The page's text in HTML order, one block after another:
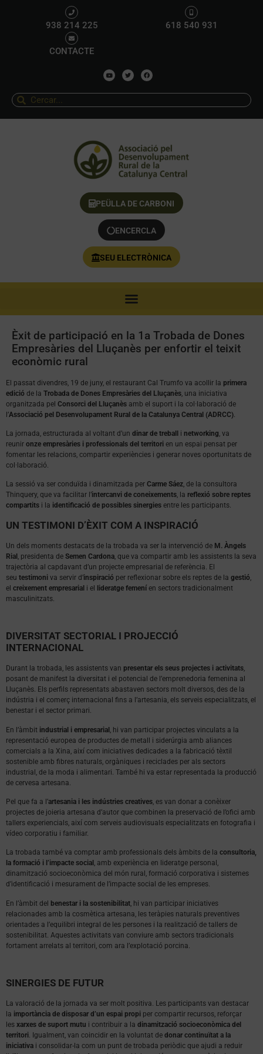
938 214 225 618 540 931
CONTACTE
PEÜLLA DE CARBONI
ENCERCLA
SEU ELECTRÒNICA
Èxit de participació en la 1a Trobada de Dones
Empresàries del Lluçanès per enfortir el teixit
econòmic rural
El passat divendres, 19 de juny, el restaurant Cal Trumfo va acollir la primera
edició de la Trobada de Dones Empresàries del Lluçanès , una iniciativa
organitzada pel Consorci del Lluçanès amb el suport i la col·laboració de
l’Associació pel Desenvolupament Rural de la Catalunya Central (ADRCC)
La jornada, estructurada al voltant d’un dinar de treball i networking, va
reunir onze empresàries i professionals del territori en un espai pensat per
fomentar les relacions, compartir experiències i generar noves oportunitats de
col·laboració.
La sessió va ser conduïda i dinamitzada per Carme Sáez, de la consultora
Thinquery, que va facilitar l’intercanvi de coneixements, la reflexió sobre reptes
compartits i la identificació de possibles sinergies entre les participants.
UN TESTIMONI D’ÈXIT COM A INSPIRACIÓ
Un dels moments destacats de la trobada va ser la intervenció de M. Àngels
Rial , presidenta de Semen Cardona , que va compartir amb les assistents la seva
trajectòria al capdavant d’un projecte empresarial de referència. El
seu testimoni va servir d’inspiració per reflexionar sobre els reptes de la gestió
el creixement empresarial i el lideratge femeníen sectors tradicionalment
masculinitzats.
DIVERSITAT SECTORIAL I PROJECCIÓ
INTERNACIONAL
Durant la trobada, les assistents van presentar els seus projectes i activitats,
posant de manifest la diversitat i el potencial de l’emprenedoria femenina al
Lluçanès. Els perfils representats abastaven sectors molt diversos, des de la
indústria i el comerç internacional fins a l’artesania, els serveis especialitzats, el
benestar i el sector primari.
En l’àmbit industrial i empresarial , hi van participar projectes vinculats a la
representació europea de productes de metall i siderúrgia amb aliances
comercials a la Xina, així com iniciatives dedicades a la fabricació tèxtil
sostenible amb fibres naturals, orgàniques i reciclades per als sectors
industrial, de la moda i alimentari. També hi va estar representada la producció
de cervesa artesana.
Pel que fa a l’artesania i les indústries creatives, es van donar a conèixer
projectes de joieria artesana d’autor que combinen la preservació de l’ofici amb
tallers experiencials, així com serveis audiovisuals especialitzats en fotografia i
vídeo corporatiu i familiar.
La trobada també va comptar amb professionals dels àmbits de la consultoria,
la formació i l’impacte social , amb experiència en lideratge personal,
dinamització socioeconòmica del món rural, formació corporativa i sistemes
d’identificació i mesurament de l’impacte social de les empreses.
En l’àmbit del benestar i la sostenibilitat , hi van participar iniciatives
relacionades amb la cosmètica artesana, les teràpies naturals preventives
orientades a l’equilibri integral de les persones i la realització de tallers de
sostenibilitat. Aquestes activitats van conviure amb sectors tradicionals
fortament arrelats al territori, com ara l’explotació porcina.
SINERGIES DE FUTUR
La valoració de la jornada va ser molt positiva. Les participants van destacar
la importància de disposar d’un espai propi per compartir recursos, reforçar
les xarxes de suport mutu i contribuir a la dinamització socioeconòmica del
territori. Igualment, van coincidir en la voluntat de donar continuïtat a la
iniciativa i consolidar-la com un punt de trobada periòdic que ajudi a reduir